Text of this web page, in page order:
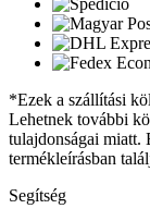
*Ezek a szállítási
Lehetnek további
tulajdonságai miatt.
termékleírásban
Segítség